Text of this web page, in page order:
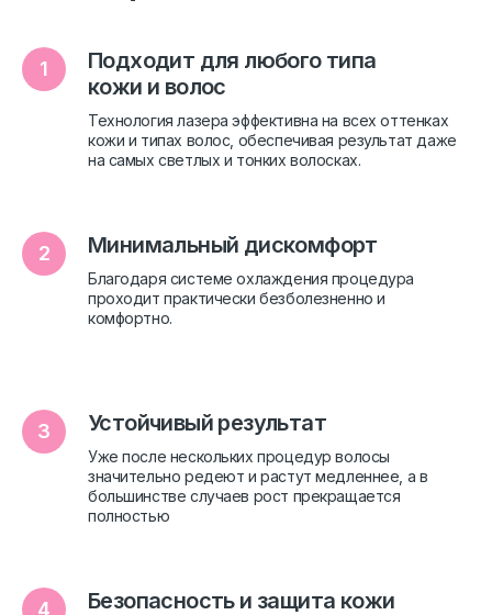
Подходит для любого типа
кожи и волос
Технология лазера эффективна на всех оттенках
кожи и типах волос, обеспечивая результат даже
на самых светлых и тонких волосках.
Минимальный дискомфорт
Благодаря системе охлаждения процедура
проходит практически безболезненно и
комфортно.
Устойчивый результат
Уже после нескольких процедур волосы
значительно редеют и растут медленнее, а в
большинстве случаев рост прекращается
полностью
Безопасность и защита кожи